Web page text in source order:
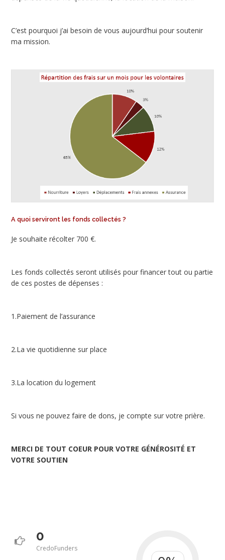
C’est pourquoi j’ai besoin de vous aujourd’hui pour soutenir
ma mission.
A quoi serviront les fonds collectés ?
Je souhaite récolter 700 €.
Les fonds collectés seront utilisés pour financer tout ou partie
de ces postes de dépenses :
1.Paiement de l’assurance
2.La vie quotidienne sur place
3.La location du logement
Si vous ne pouvez faire de dons, je compte sur votre prière.
MERCI DE TOUT COEUR POUR VOTRE GÉNÉROSITÉ ET
VOTRE SOUTIEN
0
CredoFunders